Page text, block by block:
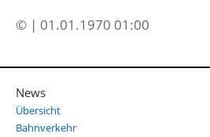
© | 01.01.1970 01:00
News
Übersicht
Bahnverkehr